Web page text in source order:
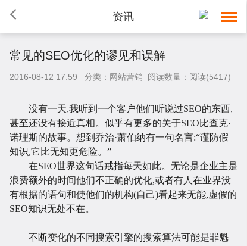
资讯
常见的SEO优化的谬见和误解
2016-08-12 17:59 分类：网站营销 阅读数量：阅读(5417)
没有一天,我听到一个客户他们听说过SEO的东西,
甚至还没有接近真相。似乎有更多的关于SEO比查克·
诺理斯的故事。想到乔治·萧伯纳有一句名言:“谨防假
知识,它比无知更危险。”
在SEO世界这句话戒指每天如此。无论是企业主是
浪费额外的时间他们不正确的优化,或者有人在业界没
有根据的语句和使他们的机构(自己)看起来无能,虚假的
SEO知识无处不在。
不断变化的不同搜索引擎的搜索算法可能是罪魁